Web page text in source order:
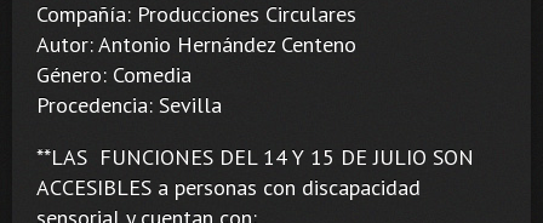
Compañía: Producciones Circulares
Autor: Antonio Hernández Centeno
Género: Comedia
Procedencia: Sevilla
**LAS FUNCIONES DEL 14 Y 15 DE JULIO SON
ACCESIBLES a personas con discapacidad
sensorial y cuentan con: